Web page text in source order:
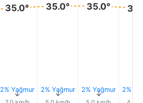
35.0°
2% Yağmur
↑
35.0°
2% Yağmur
↑
35.0°
2% Yağmur
↑ 2%